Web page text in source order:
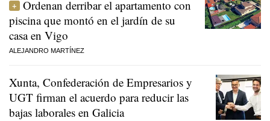
Ordenan derribar el apartamento con
piscina que montó en el jardín de su
casa en Vigo
ALEJANDRO MARTÍNEZ
Xunta, Confederación de Empresarios y
UGT firman el acuerdo para reducir las
bajas laborales en Galicia